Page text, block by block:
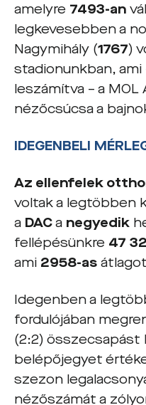
amelyre 7493-an
legkevesebben a
Nagymihály (1767)
stadionunkban, ami
leszámítva – a
nézőcsúcsa a
IDEGENBELI
Az ellenfelek
voltak a legtöbben
a DACa negyedik
fellépésünkre 47
ami 2958-as
Idegenben a
fordulójában
(2:2) összecsapást
belépőjegyet
szezon
nézőszámát a